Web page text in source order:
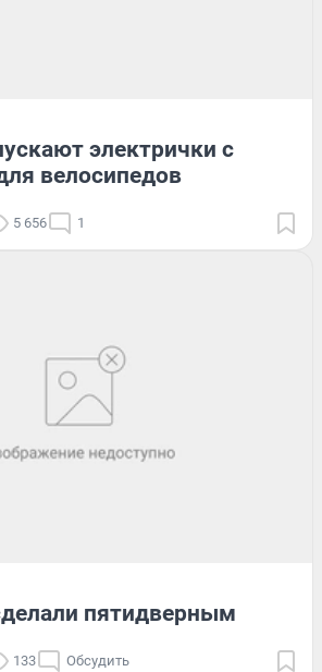
электрички с
велосипедов
5 656 1
пятидверным
133 Обсудить